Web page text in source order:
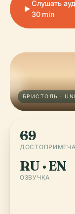
Слушать
30 min
БРИСТОЛЬ ·
69
RU · EN
ОЗВУЧКА